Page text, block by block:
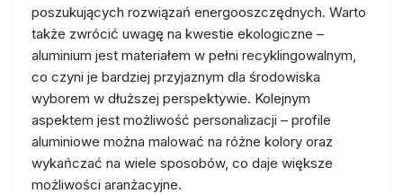
poszukujących rozwiązań energooszczędnych. Warto
także zwrócić uwagę na kwestie ekologiczne –
aluminium jest materiałem w pełni recyklingowalnym,
co czyni je bardziej przyjaznym dla środowiska
wyborem w dłuższej perspektywie. Kolejnym
aspektem jest możliwość personalizacji – profile
aluminiowe można malować na różne kolory oraz
wykańczać na wiele sposobów, co daje większe
możliwości aranżacyjne.